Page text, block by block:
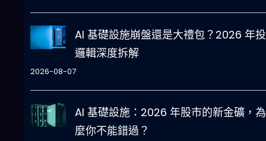
AI 基礎設施崩盤還是大禮包？2026 年
邏輯深度拆解
2026-08-07
AI 基礎設施：2026 年股市的新金礦，
麼你不能錯過？